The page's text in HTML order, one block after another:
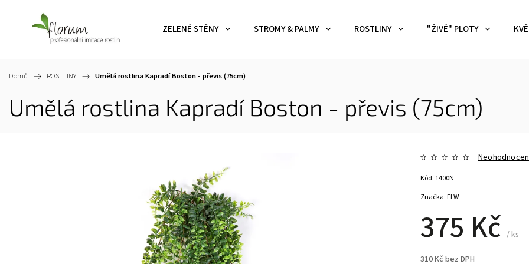
ZELENÉ STĚNY STROMY & PALMY ROSTLINY "ŽIVÉ" PLOTY
Domů / ROSTLINY / Umělá rostlina Kapradí Boston - převis (75cm)
Umělá rostlina Kapradí Boston - převis (75cm)
Značka:FLW
375 Kč/ ks
310 Kč bez DPH
Kód: 1400N